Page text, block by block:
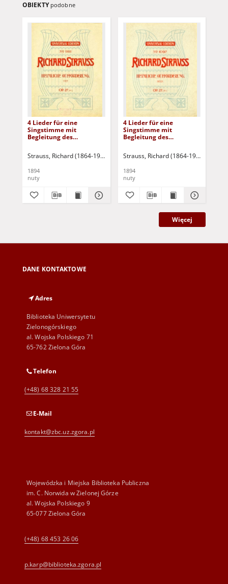
OBIEKTY podobne
4 Lieder für eine
Singstimme mit
Begleitung des
tief.
Strauss, Richard (1864-1949)
1894
nuty
4 Lieder für eine
Singstimme mit
Begleitung des
hoch.
Strauss, Richard (1864-1949)
1894
nuty
Więcej
DANE KONTAKTOWE
Adres
Biblioteka Uniwersytetu
Zielonogórskiego
al. Wojska Polskiego 71
65-762 Zielona Góra
Telefon
(+48) 68 328 21 55
E-Mail
kontakt@zbc.uz.zgora.pl
Wojewódzka i Miejska Biblioteka Publiczna
im. C. Norwida w Zielonej Górze
al. Wojska Polskiego 9
65-077 Zielona Góra
(+48) 68 453 26 06
p.karp@biblioteka.zgora.pl